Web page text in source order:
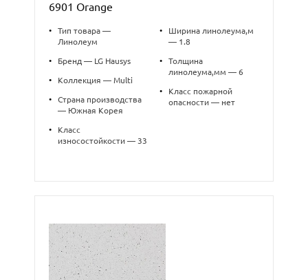
6901 Orange
•
Тип товара —
Линолеум
• Бренд — LG Hausys
• Коллекция — Multi
•
Страна производства
— Южная Корея
•
Класс
износостойкости — 33
•
Ширина линолеума,м
— 1.8
•
Толщина
линолеума,мм — 6
•
Класс пожарной
опасности — нет